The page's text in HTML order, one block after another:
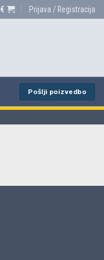
€ Prijava / Registracija
Pošlji poizvedbo